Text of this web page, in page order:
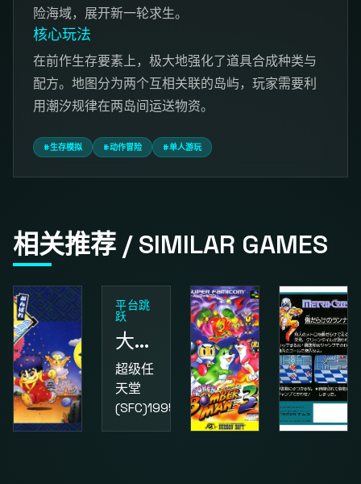
险海域，展开新一轮求生。
核心玩法
在前作生存要素上，极大地强化了道具合成种类与
配方。地图分为两个互相关联的岛屿，玩家需要利
用潮汐规律在两岛间运送物资。
#生存模拟 #动作冒险 #单人游玩
相关推荐 / SIMILAR GAMES
平台跳
跃
大金刚国度2
超级任
天堂
(SFC)1995